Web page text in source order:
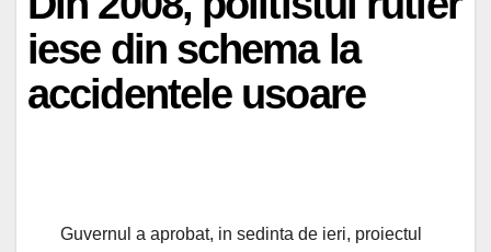
iese din schema la
accidentele usoare
Guvernul a aprobat, in sedinta de ieri, proiectul